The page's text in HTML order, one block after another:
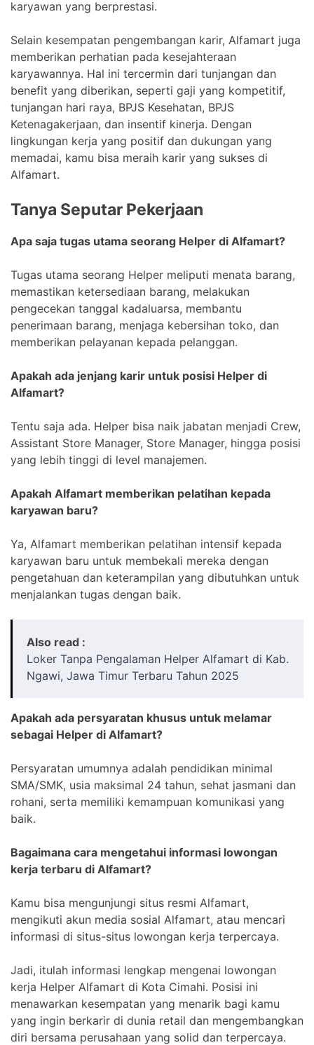
karyawan yang berprestasi.
Selain kesempatan pengembangan karir, Alfamart juga
memberikan perhatian pada kesejahteraan
karyawannya. Hal ini tercermin dari tunjangan dan
benefit yang diberikan, seperti gaji yang kompetitif,
tunjangan hari raya, BPJS Kesehatan, BPJS
Ketenagakerjaan, dan insentif kinerja. Dengan
lingkungan kerja yang positif dan dukungan yang
memadai, kamu bisa meraih karir yang sukses di
Alfamart.
Tanya Seputar Pekerjaan
Apa saja tugas utama seorang Helper di Alfamart?
Tugas utama seorang Helper meliputi menata barang,
memastikan ketersediaan barang, melakukan
pengecekan tanggal kadaluarsa, membantu
penerimaan barang, menjaga kebersihan toko, dan
memberikan pelayanan kepada pelanggan.
Apakah ada jenjang karir untuk posisi Helper di
Alfamart?
Tentu saja ada. Helper bisa naik jabatan menjadi Crew,
Assistant Store Manager, Store Manager, hingga posisi
yang lebih tinggi di level manajemen.
Apakah Alfamart memberikan pelatihan kepada
karyawan baru?
Ya, Alfamart memberikan pelatihan intensif kepada
karyawan baru untuk membekali mereka dengan
pengetahuan dan keterampilan yang dibutuhkan untuk
menjalankan tugas dengan baik.
Also read :
Loker Tanpa Pengalaman Helper Alfamart di Kab.
Ngawi, Jawa Timur Terbaru Tahun 2025
Apakah ada persyaratan khusus untuk melamar
sebagai Helper di Alfamart?
Persyaratan umumnya adalah pendidikan minimal
SMA/SMK, usia maksimal 24 tahun, sehat jasmani dan
rohani, serta memiliki kemampuan komunikasi yang
baik.
Bagaimana cara mengetahui informasi lowongan
kerja terbaru di Alfamart?
Kamu bisa mengunjungi situs resmi Alfamart,
mengikuti akun media sosial Alfamart, atau mencari
informasi di situs-situs lowongan kerja terpercaya.
Jadi, itulah informasi lengkap mengenai lowongan
kerja Helper Alfamart di Kota Cimahi. Posisi ini
menawarkan kesempatan yang menarik bagi kamu
yang ingin berkarir di dunia retail dan mengembangkan
diri bersama perusahaan yang solid dan terpercaya.